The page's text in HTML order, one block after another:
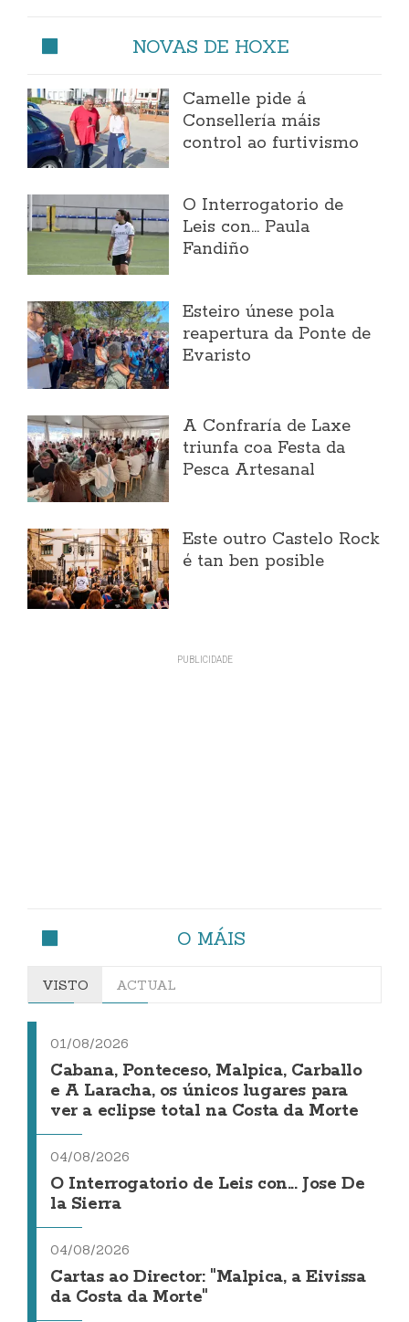
NOVAS DE HOXE
Camelle pide á
Consellería máis
control ao furtivismo
O Interrogatorio de
Leis con... Paula
Fandiño
Esteiro únese pola
reapertura da Ponte de
Evaristo
A Confraría de Laxe
triunfa coa Festa da
Pesca Artesanal
Este outro Castelo Rock
é tan ben posible
O MÁIS
VISTO ACTUAL
01/08/2026
Cabana, Ponteceso, Malpica, Carballo
e A Laracha, os únicos lugares para
ver a eclipse total na Costa da Morte
04/08/2026
O Interrogatorio de Leis con... Jose De
la Sierra
04/08/2026
Cartas ao Director: "Malpica, a Eivissa
da Costa da Morte"